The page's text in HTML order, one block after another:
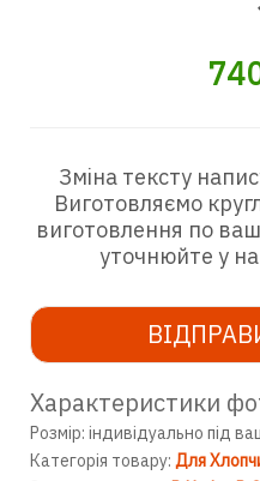
Зміна тексту
Виготовляємо
виготовлення по
уточнюйте у
Характеристики
Розмір: індивідуально під
Категорія товару: Для